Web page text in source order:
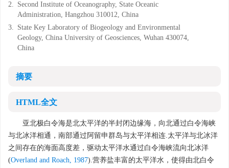
2. Second Institute of Oceanography, State Oceanic
Administration, Hangzhou 310012, China
3. State Key Laboratory of Biogeology and Environmental
Geology, China University of Geosciences, Wuhan 430074,
China
摘要
HTML全文
亚北极白令海是北太平洋的半封闭边缘海，向北通过白令海峡
与北冰洋相通，南部通过阿留申群岛与太平洋相连.太平洋与北冰洋
之间存在的海面高度差，驱动太平洋水通过白令海峡流向北冰洋
(Overland and Roach, 1987).营养盐丰富的太平洋水，使得由北白令